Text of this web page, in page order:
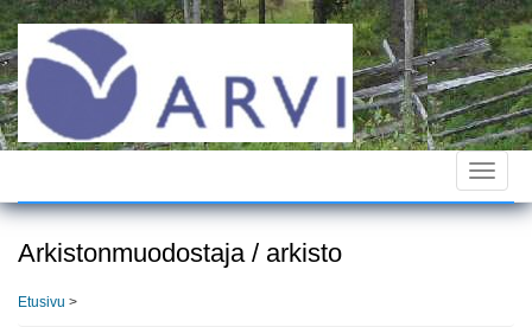
Hyppää
pääsisältöön
Toggle
Arkistonmuodostaja / arkisto
Etusivu >